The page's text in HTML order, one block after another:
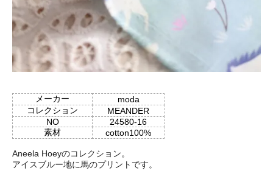
メーカー
moda
コレクション
MEANDER
NO
24580-16
素材
cotton100%
Aneela Hoeyのコレクション。
アイスブルー地に馬のプリントです。